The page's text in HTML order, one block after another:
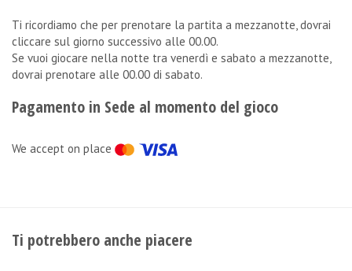
Ti ricordiamo che per prenotare la partita a mezzanotte, dovrai
cliccare sul giorno successivo alle 00.00.
Se vuoi giocare nella notte tra venerdì e sabato a mezzanotte,
dovrai prenotare alle 00.00 di sabato.
Pagamento in Sede al momento del gioco
We accept on place
Ti potrebbero anche piacere